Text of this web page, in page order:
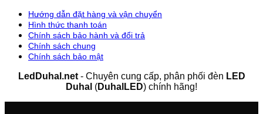
Hướng dẫn đặt hàng và vận chuyển
Hình thức thanh toán
Chính sách bảo hành và đổi trả
Chính sách chung
Chính sách bảo mật
LedDuhal.net- Chuyên cung cấp, phân phối đèn LED
Duhal (DuhalLED) chính hãng!